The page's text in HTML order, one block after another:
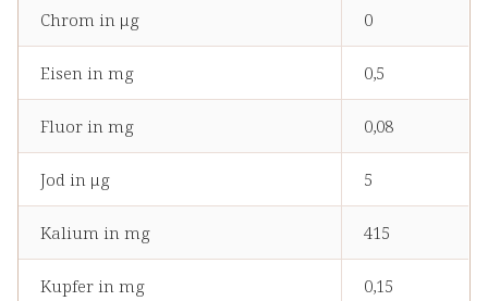
Chrom in μg 0
Eisen in mg 0,5
Fluor in mg 0,08
Jod in μg 5
Kalium in mg 415
Kupfer in mg 0,15